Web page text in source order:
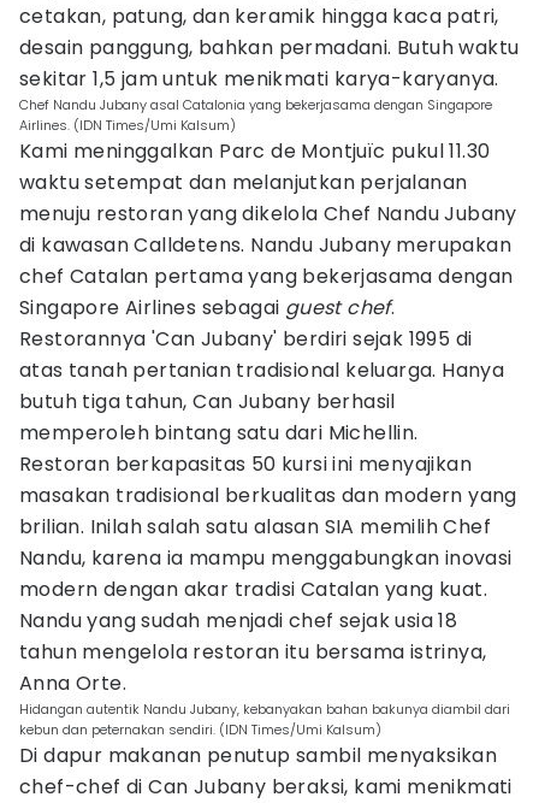
cetakan, patung, dan keramik hingga kaca patri,
desain panggung, bahkan permadani. Butuh waktu
sekitar 1,5 jam untuk menikmati karya-karyanya.
Chef Nandu Jubany asal Catalonia yang bekerjasama dengan Singapore
Airlines. (IDN Times/Umi Kalsum)
Kami meninggalkan Parc de Montjuïc pukul 11.30
waktu setempat dan melanjutkan perjalanan
menuju restoran yang dikelola Chef Nandu Jubany
di kawasan Calldetens. Nandu Jubany merupakan
chef Catalan pertama yang bekerjasama dengan
Singapore Airlines sebagai guest chef.
Restorannya 'Can Jubany' berdiri sejak 1995 di
atas tanah pertanian tradisional keluarga. Hanya
butuh tiga tahun, Can Jubany berhasil
memperoleh bintang satu dari Michellin.
Restoran berkapasitas 50 kursi ini menyajikan
masakan tradisional berkualitas dan modern yang
brilian. Inilah salah satu alasan SIA memilih Chef
Nandu, karena ia mampu menggabungkan inovasi
modern dengan akar tradisi Catalan yang kuat.
Nandu yang sudah menjadi chef sejak usia 18
tahun mengelola restoran itu bersama istrinya,
Anna Orte.
Hidangan autentik Nandu Jubany, kebanyakan bahan bakunya diambil dari
kebun dan peternakan sendiri. (IDN Times/Umi Kalsum)
Di dapur makanan penutup sambil menyaksikan
chef-chef di Can Jubany beraksi, kami menikmati